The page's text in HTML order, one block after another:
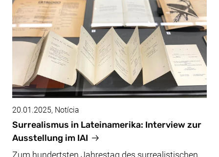
Surrealismus in Lateinamerika: Interview zur
Ausstellung im IAI
20.01.2025, Notícia
Zum hundertsten Jahrestag des surrealistischen